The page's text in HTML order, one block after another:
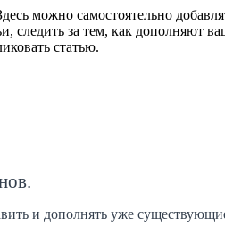
можно самостоятельно
следить за тем, как дополняют
статью.
и дополнять уже